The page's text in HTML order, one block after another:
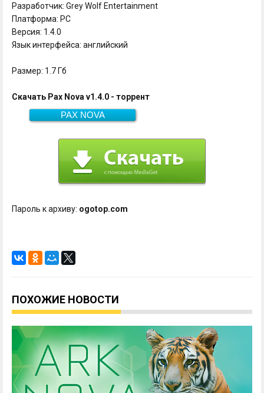
Разработчик: Grey Wolf Entertainment
Платформа: PC
Версия: 1.4.0
Язык интерфейса: английский
Размер: 1.7 Гб
Скачать Pax Nova v1.4.0 - торрент
PAX NOVA
1.7 Гб
Скачать
Пароль к архиву: ogotop.com
ПОХОЖИЕ НОВОСТИ